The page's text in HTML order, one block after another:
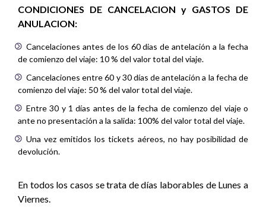
CONDICIONES DE CANCELACION y GASTOS DE
ANULACION:
Cancelaciones antes de los 60 dias de antelación a la fecha
de comienzo del viaje: 10 % del valor total del viaje.
Cancelaciones entre 60 y 30 días de antelación a la fecha de
comienzo del viaje: 50 % del valor total del viaje.
Entre 30 y 1 días antes de la fecha de comienzo del viaje o
ante no presentación a la salida: 100% del valor total del viaje.
Una vez emitidos los tickets aéreos, no hay posibilidad de
devolución.
En todos los casos se trata de días laborables de Lunes a
Viernes.